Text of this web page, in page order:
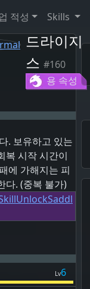
적성 Skills
드라이지
스 #160
용 속성
. 보유하고 있는
복 시작 시간이
에 가해지는 피
다. (중복 불가)
Lv6